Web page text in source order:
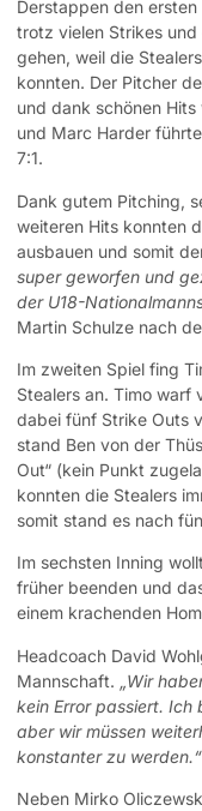
Derstappen den
trotz vielen Strikes und
gehen, weil die
konnten. Der Pitcher
und dank schönen
und Marc Harder
7:1.
Dank gutem Pitching,
weiteren Hits konnten
ausbauen und somit
super geworfen und
der U18-
Martin Schulze nach
Im zweiten Spiel fing
Stealers an. Timo warf
dabei fünf Strike Outs
stand Ben von der
Out“ (kein Punkt
konnten die Stealers
somit stand es nach
Im sechsten Inning
früher beenden und
einem krachenden
Headcoach David
Mannschaft. „Wir
kein Error passiert. Ich
aber wir müssen
konstanter zu werden.“
Neben Mirko